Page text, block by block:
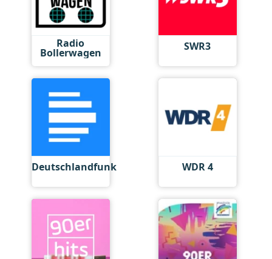
Radio
Bollerwagen SWR3
Deutschlandfunk WDR 4